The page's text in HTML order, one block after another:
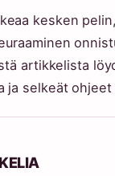
kesken
artikkelista
ja selkeät